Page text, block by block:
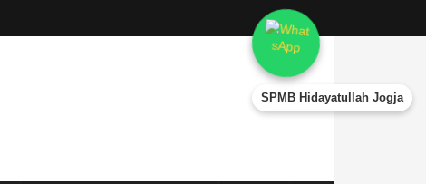
SPMB Hidayatullah Jogja